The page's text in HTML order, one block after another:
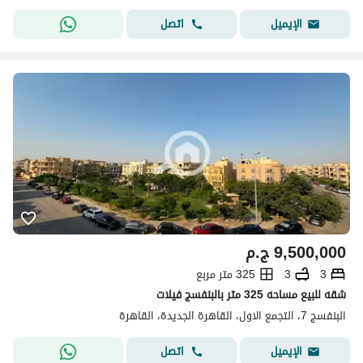
الإيميل
اتصل
ج.م9,500,000
3
3
325 متر مربع
شقه للبيع مساحه 325 متر بالبنفسج فيلات
البنفسج 7، التجمع الاول، القاهرة الجديدة، القاهرة
الإيميل
اتصل